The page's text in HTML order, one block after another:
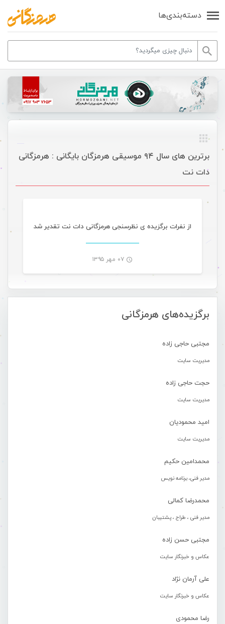
دسته‌بندی‌ها
برگزیده‌های هرمزگانی
مجتبی حاجی زاده
مدیریت سایت
حجت حاجی زاده
مدیریت سایت
امید محمودیان
مدیریت سایت
محمدامین حکیم
مدیر فنی، برنامه نویس
محمدرضا کمالی
مدیر فنی ، طراح ، پشتیبان
مجتبی حسن زاده
عکاس و خبرنگار سایت
علی آرمان نژاد
عکاس و خبرنگار سایت
رضا محمودی
برترین های سال ۹۴ موسیقی هرمزگان بایگانی : هرمزگانی
دات نت
از نفرات برگزیده ی نظرسنجی هرمزگانی دات نت تقدیر شد
۰۷ مهر ۱۳۹۵